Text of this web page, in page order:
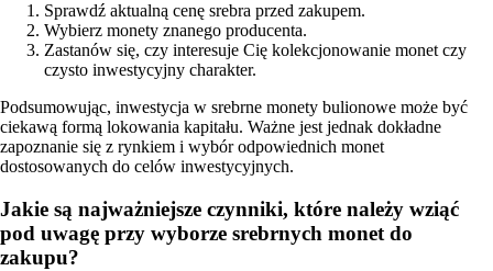
Sprawdź aktualną cenę srebra przed zakupem.
Wybierz monety znanego producenta.
Zastanów się, czy interesuje Cię kolekcjonowanie monet czy
czysto inwestycyjny charakter.
Podsumowując, inwestycja w srebrne monety bulionowe może być
ciekawą formą lokowania kapitału. Ważne jest jednak dokładne
zapoznanie się z rynkiem i wybór odpowiednich monet
dostosowanych do celów inwestycyjnych.
Jakie są najważniejsze czynniki, które należy wziąć
pod uwagę przy wyborze srebrnych monet do
zakupu?